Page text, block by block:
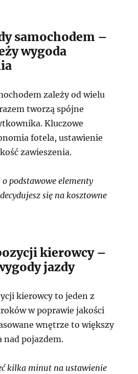
samochodem –
wygoda
zależy od wielu
tworzą spójne
Kluczowe
fotela, ustawienie
zawieszenia.
o podstawowe elementy
się na kosztowne
kierowcy –
jazdy
kierowcy to jeden z
w poprawie jakości
wnętrze to większy
pojazdem.
kilka minut na ustawienie